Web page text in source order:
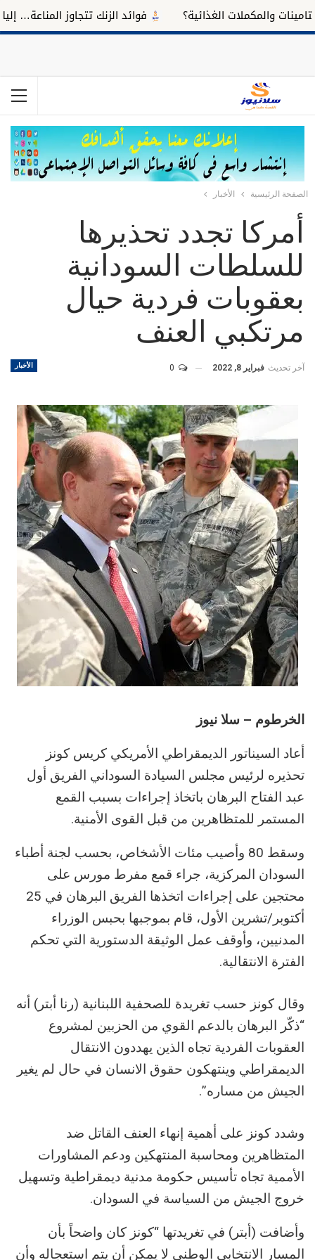
والمكملات الغذائية؟ فوائد الزنك تتجاوز المناعة… إليك
الصفحة الرئيسية الأخبار
أمركا تجدد تحذيرها
للسلطات السودانية
بعقوبات فردية حيال
مرتكبي العنف
الأخبار آخر تحديث فبراير 8, 2022
الخرطوم – سلا نيوز
أعاد السيناتور الديمقراطي الأمريكي كريس كونز
تحذيره لرئيس مجلس السيادة السوداني الفريق أول
عبد الفتاح البرهان باتخاذ إجراءات بسبب القمع
المستمر للمتظاهرين من قبل القوى الأمنية.
وسقط 80 وأصيب مئات الأشخاص، بحسب لجنة أطباء
السودان المركزية، جراء قمع مفرط مورس على
محتجين على إجراءات اتخذها الفريق البرهان في 25
أكتوبر/تشرين الأول، قام بموجبها بحبس الوزراء
المدنيين، وأوقف عمل الوثيقة الدستورية التي تحكم
الفترة الانتقالية.
وقال كونز حسب تغريدة للصحفية اللبنانية (رنا أبتر) أنه
“ذكّر البرهان بالدعم القوي من الحزبين لمشروع
العقوبات الفردية تجاه الذين يهددون الانتقال
الديمقراطي وينتهكون حقوق الانسان في حال لم يغير
الجيش من مساره”.
وشدد كونز على أهمية إنهاء العنف القاتل ضد
المتظاهرين ومحاسبة المنتهكين ودعم المشاورات
الأممية تجاه تأسيس حكومة مدنية ديمقراطية وتسهيل
خروج الجيش من السياسة في السودان.
وأضافت (أبتر) في تغريدتها “كونز كان واضحاً بأن
المسار الانتخابي الوطني لا يمكن أن يتم استعجاله وأن